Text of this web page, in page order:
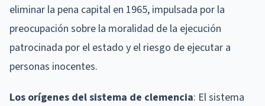
eliminar la pena capital en 1965, impulsada por la
preocupación sobre la moralidad de la ejecución
patrocinada por el estado y el riesgo de ejecutar a
personas inocentes.
Los orígenes del sistema de clemencia: El sistema